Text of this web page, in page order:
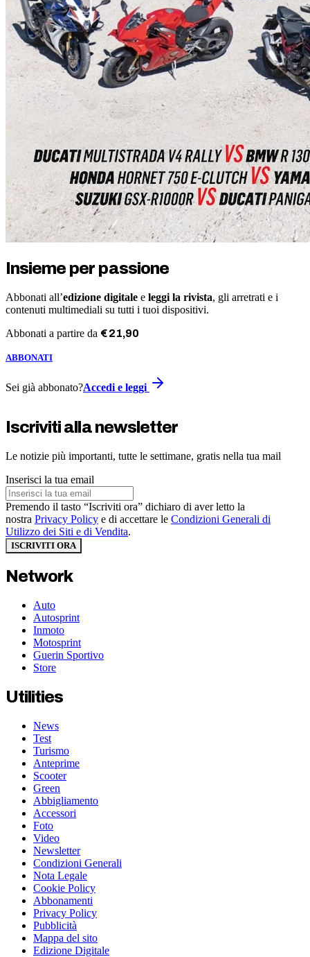
Insieme per passione
Abbonati all’edizione digitale e leggi la rivista, gli arretrati e i
contenuti multimediali su tutti i tuoi dispositivi.
Abbonati a partire da €21,90
ABBONATI
Sei già abbonato?Accedi e leggi
Iscriviti alla newsletter
Le notizie più importanti, tutte le settimane, gratis nella tua mail
Inserisci la tua email
Premendo il tasto “Iscriviti ora” dichiaro di aver letto la
nostra Privacy Policy e di accettare le Condizioni Generali di
Utilizzo dei Siti e di Vendita.
ISCRIVITI ORA
Network
Auto
Autosprint
Inmoto
Motosprint
Guerin Sportivo
Store
Utilities
News
Test
Turismo
Anteprime
Scooter
Green
Abbigliamento
Accessori
Foto
Video
Newsletter
Condizioni Generali
Nota Legale
Cookie Policy
Abbonamenti
Privacy Policy
Pubblicità
Mappa del sito
Edizione Digitale